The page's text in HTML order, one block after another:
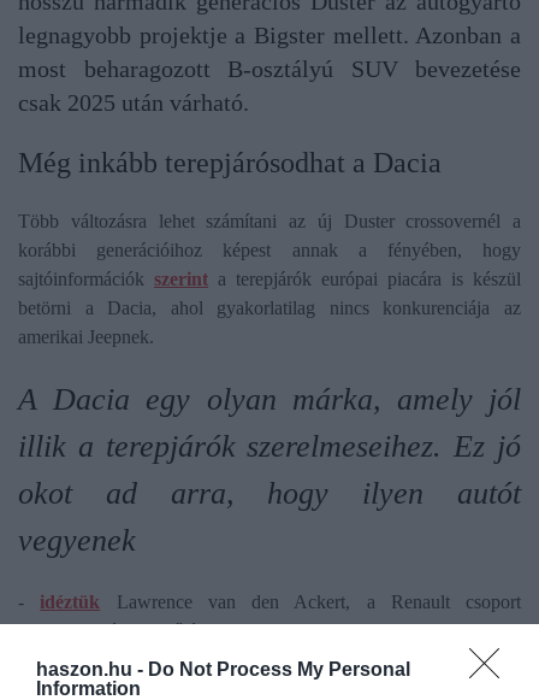
haszon.hu - Do Not Process My Personal
Information
legnagyobb projektje a Bigster mellett. Azonban a
most beharagozott B-osztályú SUV bevezetése
csak 2025 után várható.
Még inkább terepjárósodhat a Dacia
Több változásra lehet számítani az új Duster crossovernél a
korábbi generációihoz képest annak a fényében, hogy
sajtóinformációk szerint a terepjárók európai piacára is készül
betörni a Dacia, ahol gyakorlatilag nincs konkurenciája az
amerikai Jeepnek.
A Dacia egy olyan márka, amely jól
illik a terepjárók szerelmeseihez. Ez jó
okot ad arra, hogy ilyen autót
vegyenek
- idéztük Lawrence van den Ackert, a Renault csoport
formatervezési vezetőjét is.
Azonban a márka zászlóshajója a Dusternél is nagyobb Bigster